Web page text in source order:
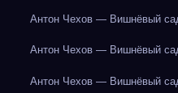
Антон Чехов — Вишнёвый
Антон Чехов — Вишнёвый
Антон Чехов — Вишнёвый